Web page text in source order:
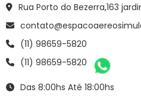
Rua Porto do Bezerra,163
(11) 98659-5820
(11) 98659-5820
Das 8:00hs Até 18:00hs